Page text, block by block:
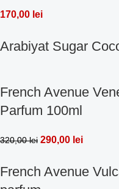
170,00 lei
Arabiyat Sugar
French Avenue
Parfum 100ml
320,00lei 290,00 lei
French Avenue